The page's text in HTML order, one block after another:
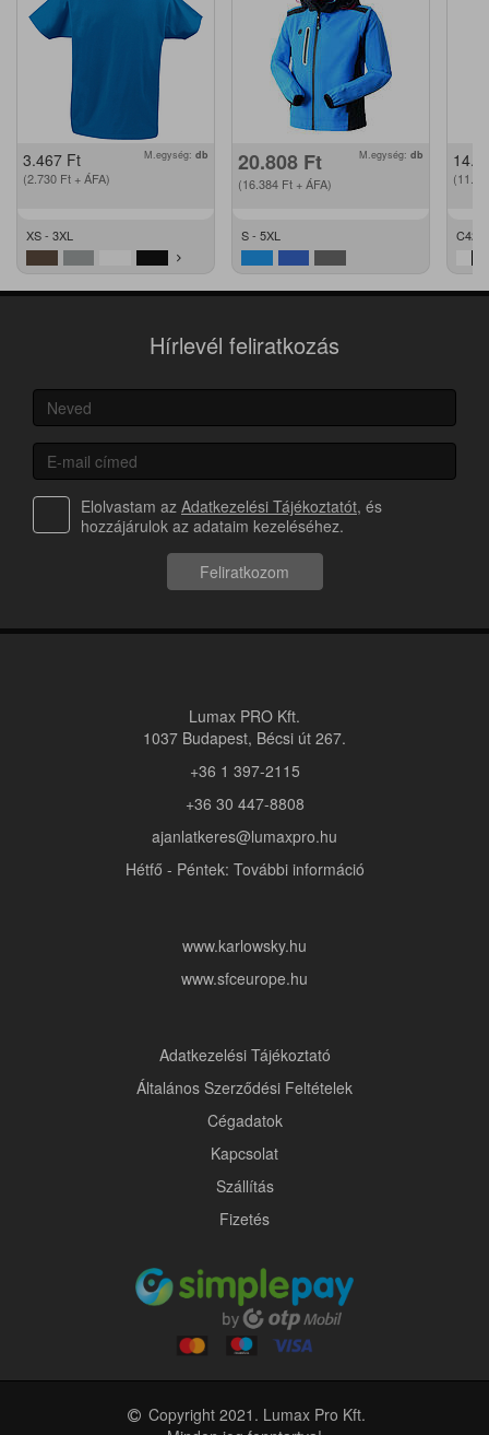
3.467 Ft
(2.730 Ft + ÁFA)
M.egység: db
XS - 3XL
20.808 Ft
(16.384 Ft + ÁFA)
M.egység: db
S - 5XL C42 -
Hírlevél feliratkozás
Elolvastam az Adatkezelési Tájékoztatót, és
hozzájárulok az adataim kezeléséhez.
Feliratkozom
Lumax PRO Kft.
1037 Budapest, Bécsi út 267.
+36 1 397-2115
+36 30 447-8808
ajanlatkeres@lumaxpro.hu
Hétfő - Péntek: További információ
www.karlowsky.hu
www.sfceurope.hu
Adatkezelési Tájékoztató
Általános Szerződési Feltételek
Cégadatok
Kapcsolat
Szállítás
Fizetés
Copyright 2021. Lumax Pro Kft.